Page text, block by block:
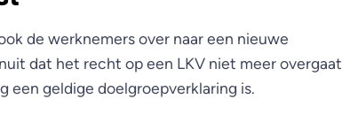
de werknemers over naar een nieuwe
dat het recht op een LKV niet meer overgaat
een geldige doelgroepverklaring is.